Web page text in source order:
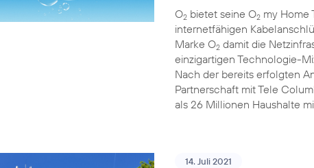
O2 bietet seine O2 my Home
internetfähigen
Marke O2 damit die
einzigartigen Technologie-
Nach der bereits erfolgten
Partnerschaft mit Tele
als 26 Millionen Haushalte
14. Juli 2021